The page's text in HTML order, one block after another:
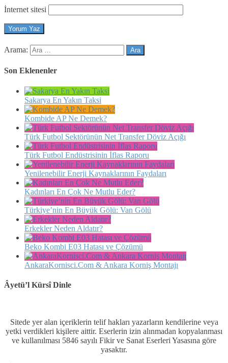
İnternet sitesi
Arama:
Son Eklenenler
Sakarya En Yakın Taksi
Kombide AP Ne Demek?
Türk Futbol Sektörünün Net Transfer Döviz Açığı
Türk Futbol Endüstrisinin İflas Raporu
Yenilenebilir Enerji Kaynaklarının Faydaları
Kadınları En Çok Ne Mutlu Eder?
Türkiye’nin En Büyük Gölü: Van Gölü
Erkekler Neden Aldatır?
Beko Kombi E03 Hatası ve Çözümü
AnkaraKornisci.Com & Ankara Korniş Montajı
Âyetü’l Kürsî Dinle
Sitede yer alan içeriklerin telif hakları yazarların kendilerine veya
yetki verdikleri kişilere aittir. Eserlerin izin alınmadan kopyalanması
ve kullanılması 5846 sayılı Fikir ve Sanat Eserleri Yasasına göre
yasaktır.